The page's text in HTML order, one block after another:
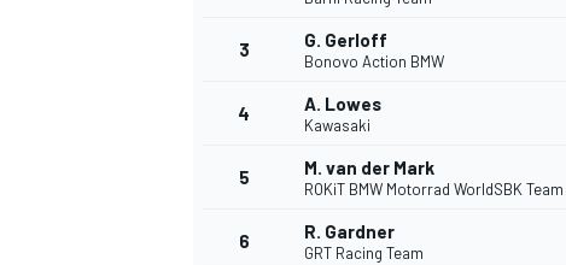
3 G. Gerloff
Bonovo Action BMW
4 A. Lowes
Kawasaki
5 M. van der Mark
ROKiT BMW Motorrad WorldSBK Team
6 R. Gardner
GRT Racing Team